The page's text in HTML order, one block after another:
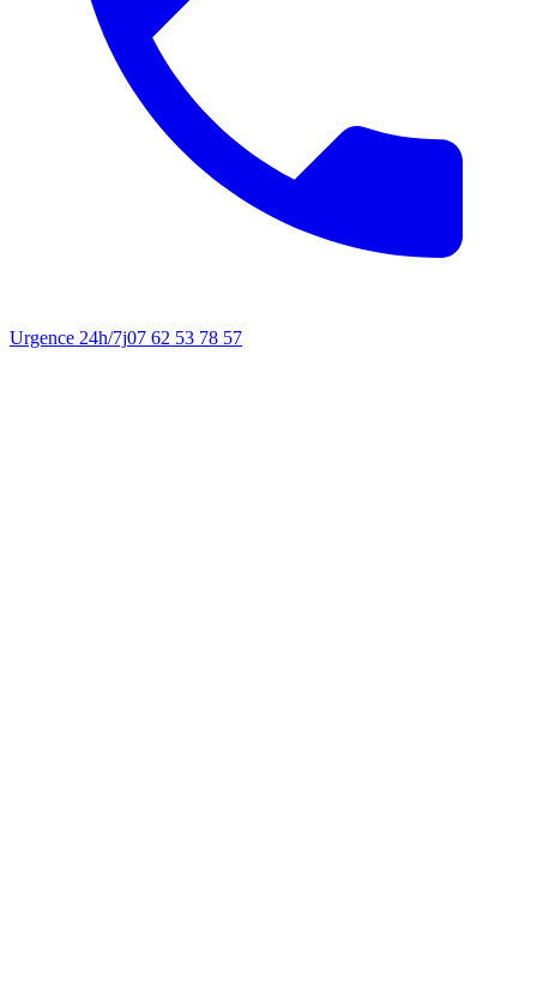
Urgence 24h/7j07 62 53 78 57